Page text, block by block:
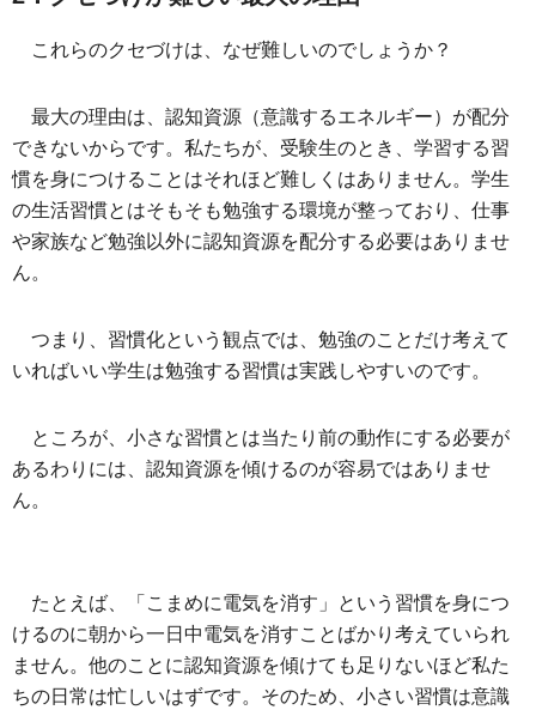
これらのクセづけは、なぜ難しいのでしょうか？
最大の理由は、認知資源（意識するエネルギー）が配分
できないからです。私たちが、受験生のとき、学習する習
慣を身につけることはそれほど難しくはありません。学生
の生活習慣とはそもそも勉強する環境が整っており、仕事
や家族など勉強以外に認知資源を配分する必要はありませ
ん。
つまり、習慣化という観点では、勉強のことだけ考えて
いればいい学生は勉強する習慣は実践しやすいのです。
ところが、小さな習慣とは当たり前の動作にする必要が
あるわりには、認知資源を傾けるのが容易ではありませ
ん。
たとえば、「こまめに電気を消す」という習慣を身につ
けるのに朝から一日中電気を消すことばかり考えていられ
ません。他のことに認知資源を傾けても足りないほど私た
ちの日常は忙しいはずです。そのため、小さい習慣は意識